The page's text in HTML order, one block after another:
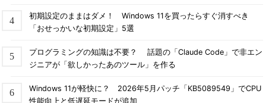
初期設定のままはダメ！ Windows 11を買ったらすぐ消すべき
「おせっかいな初期設定」5選
プログラミングの知識は不要？ 話題の「Claude Code」で非エン
ジニアが「欲しかったあのツール」を作る
Windows 11が軽快に？ 2026年5月パッチ「KB5089549」でCPU
性能向上と低遅延モードが追加